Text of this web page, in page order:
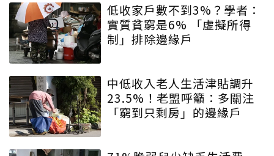
低收家戶數不到3%？學者：
實質貧窮是6% 「虛擬所得
制」排除邊緣戶
中低收入老人生活津貼調升
23.5%！老盟呼籲：多關注
「窮到只剩房」的邊緣戶